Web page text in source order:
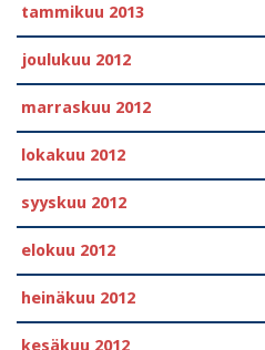
tammikuu 2013
joulukuu 2012
marraskuu 2012
lokakuu 2012
syyskuu 2012
elokuu 2012
heinäkuu 2012
kesäkuu 2012